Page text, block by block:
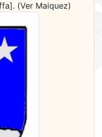
(Ver Maiquez)